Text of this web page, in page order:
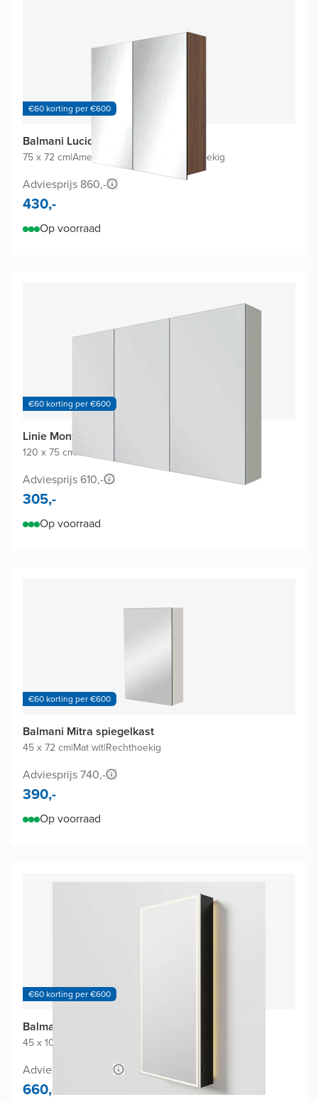
€60 korting per €600
Balmani Lucida spiegelkast
75 x 72 cm|Amerikaanse notelaar Rechthoekig
Adviesprijs 860,-
430,-
Op voorraad
€60 korting per €600
Linie Montro spiegelkast
120 x 75 cm|Greige
Adviesprijs 610,-
305,-
Op voorraad
€60 korting per €600
Balmani Mitra spiegelkast
45 x 72 cm|Mat wit|Rechthoekig
Adviesprijs 740,-
390,-
Op voorraad
€60 korting per €600
Balmani Mara spiegelkast
45 x 100 cm
Adviesprijs 1.240,-
660,-